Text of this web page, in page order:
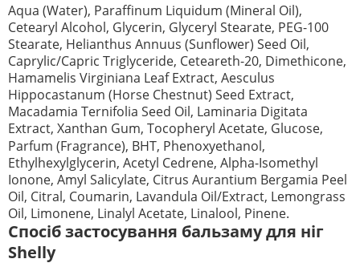
Aqua (Water), Paraffinum Liquidum (Mineral Oil),
Cetearyl Alcohol, Glycerin, Glyceryl Stearate, PEG-100
Stearate, Helianthus Annuus (Sunflower) Seed Oil,
Caprylic/Capric Triglyceride, Ceteareth-20, Dimethicone,
Hamamelis Virginiana Leaf Extract, Aesculus
Hippocastanum (Horse Chestnut) Seed Extract,
Macadamia Ternifolia Seed Oil, Laminaria Digitata
Extract, Xanthan Gum, Tocopheryl Acetate, Glucose,
Parfum (Fragrance), BHT, Phenoxyethanol,
Ethylhexylglycerin, Acetyl Cedrene, Alpha-Isomethyl
Ionone, Amyl Salicylate, Citrus Aurantium Bergamia Peel
Oil, Citral, Coumarin, Lavandula Oil/Extract, Lemongrass
Oil, Limonene, Linalyl Acetate, Linalool, Pinene.
Спосіб застосування бальзаму для ніг
Shelly